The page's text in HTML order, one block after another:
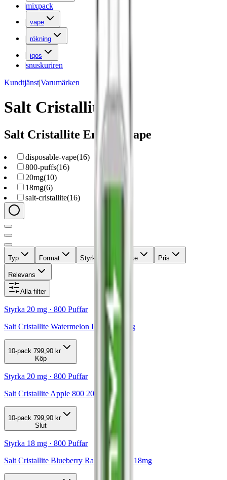
|mixpack
| vape
| rökning
| iqos
|snuskuriren
Kundtjänst|Varumärken
Salt Cristallite
Salt Cristallite Engångsvape
disposable-vape(16)
800-puffs(16)
20mg(10)
18mg(6)
salt-cristallite(16)
Typ Format Styrka Märke Pris
Relevans
Alla filter
Styrka 20 mg · 800 Puffar
Salt Cristallite Watermelon Ice 800 20mg
10-pack 799,90 kr
Köp
Styrka 20 mg · 800 Puffar
Salt Cristallite Apple 800 20mg
10-pack 799,90 kr
Slut
Styrka 18 mg · 800 Puffar
Salt Cristallite Blueberry Raspberry 800 18mg